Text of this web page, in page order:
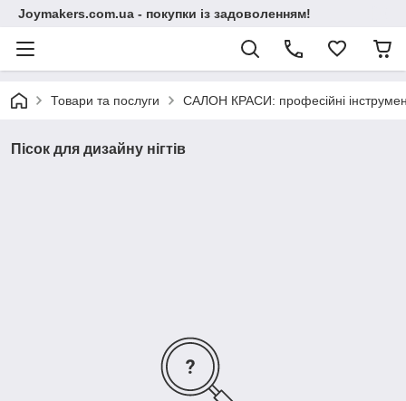
Joymakers.com.ua - покупки із задоволенням!
Товари та послуги САЛОН КРАСИ: професійні
Пісок для дизайну нігтів